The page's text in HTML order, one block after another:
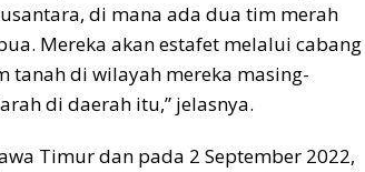
di mana ada dua tim merah
Mereka akan estafet melalui cabang
tanah di wilayah mereka masing-
di daerah itu,” jelasnya.
Timur dan pada 2 September 2022,